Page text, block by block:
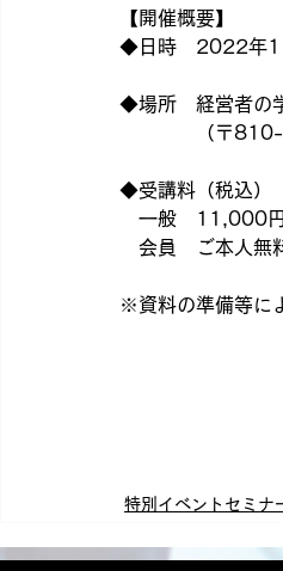
【開催概要】
◆日時　2022年
◆場所　経営者の
（〒810-
◆受講料（税込）
一般　11,000円
会員　ご本人無
※資料の準備等に
特別イベントセミナ